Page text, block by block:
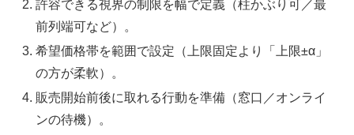
許容できる視界の制限を幅で定義（柱かぶり可／最
前列端可など）。
希望価格帯を範囲で設定（上限固定より「上限±α」
の方が柔軟）。
販売開始前後に取れる行動を準備（窓口／オンライ
ンの待機）。